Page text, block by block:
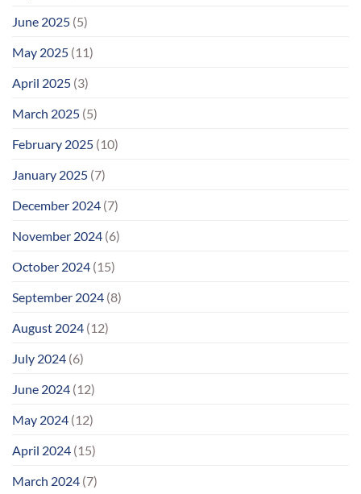
June 2025 (5)
May 2025 (11)
April 2025 (3)
March 2025 (5)
February 2025 (10)
January 2025 (7)
December 2024 (7)
November 2024 (6)
October 2024 (15)
September 2024 (8)
August 2024 (12)
July 2024 (6)
June 2024 (12)
May 2024 (12)
April 2024 (15)
March 2024 (7)